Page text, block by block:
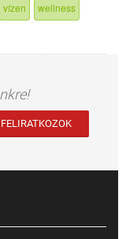
vízen wellness